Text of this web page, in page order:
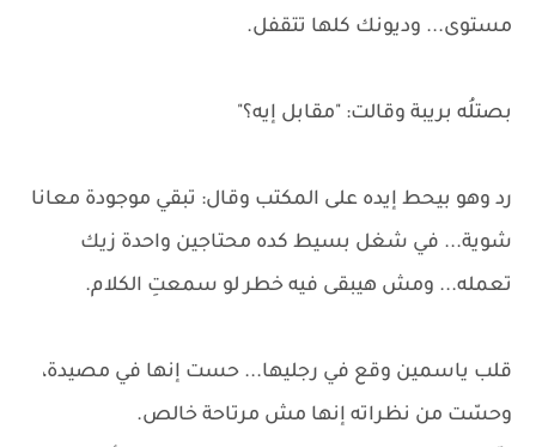
مستوى... وديونك كلها تتقفل.
بصتلُه بريبة وقالت: "مقابل إيه؟"
رد وهو بيحط إيده على المكتب وقال: تبقي موجودة معانا
شوية... في شغل بسيط كده محتاجين واحدة زيك
تعمله... ومش هيبقى فيه خطر لو سمعتِ الكلام.
قلب ياسمين وقع في رجليها... حست إنها في مصيدة،
وحسّت من نظراته إنها مش مرتاحة خالص.